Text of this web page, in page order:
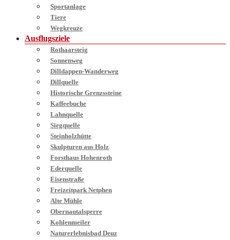
Sportanlage
Tiere
Wegkreuze
Ausflugsziele
Rothaarsteig
Sonnenweg
Dilldappen-Wanderweg
Dillquelle
Historische Grenzssteine
Kaffeebuche
Lahnquelle
Siegquelle
Steinholzhütte
Skulpturen aus Holz
Forsthaus Hohenroth
Ederquelle
Eisenstraße
Freizeitpark Netphen
Alte Mühle
Obernautalsperre
Kohlenmeiler
Naturerlebnisbad Deuz